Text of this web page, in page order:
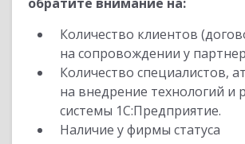
Количество клиентов
на сопровождении у
Количество специалистов,
на внедрение технологий и
системы 1С:Предприятие.
Наличие у фирмы статуса